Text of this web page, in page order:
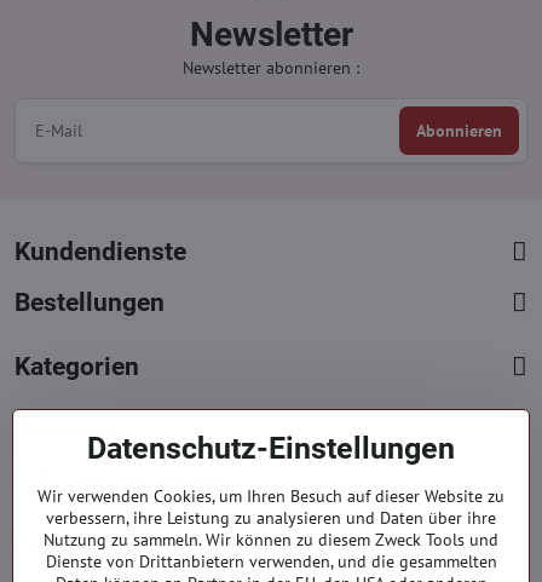
Newsletter
Newsletter abonnieren :
Abonnieren
Kundendienste
Bestellungen
Kategorien
Kontakte
Mont. - Freit. : 09:00 - 15:00 hod.
info​@everlady​.eu
Non stop ( 24/7 )
Datenschutz-Einstellungen
Wir verwenden Cookies, um Ihren Besuch auf dieser Website zu
verbessern, ihre Leistung zu analysieren und Daten über ihre
Nutzung zu sammeln. Wir können zu diesem Zweck Tools und
Dienste von Drittanbietern verwenden, und die gesammelten